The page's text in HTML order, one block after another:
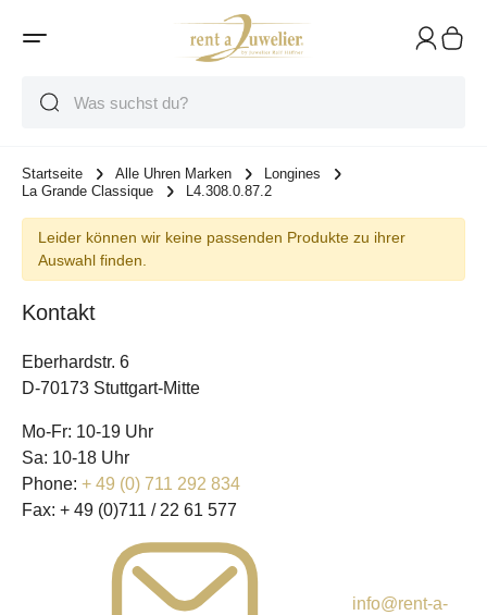
Startseite Alle Uhren Marken
Longines
La Grande Classique
L4.308.0.87.2
Leider können wir keine passenden Produkte zu ihrer
Auswahl finden.
Kontakt
Eberhardstr. 6
D-70173 Stuttgart-Mitte
Mo-Fr: 10-19 Uhr
Sa: 10-18 Uhr
Phone: + 49 (0) 711 292 834
Fax: + 49 (0)711 / 22 61 577
info@rent-a-